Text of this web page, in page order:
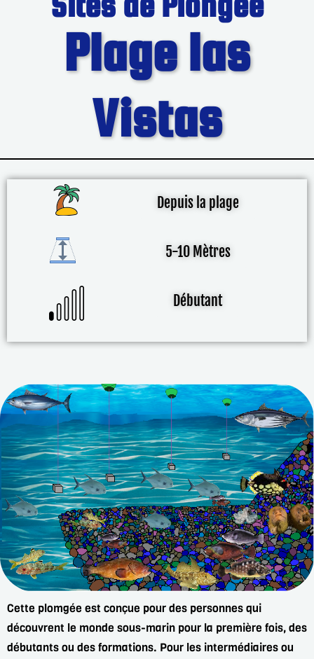
Plage las
Vistas
Depuis la plage
5-10 Mètres
Débutant
Cette plomgée est conçue pour des personnes qui
découvrent le monde sous-marin pour la première fois, des
débutants ou des formations. Pour les intermédiaires ou